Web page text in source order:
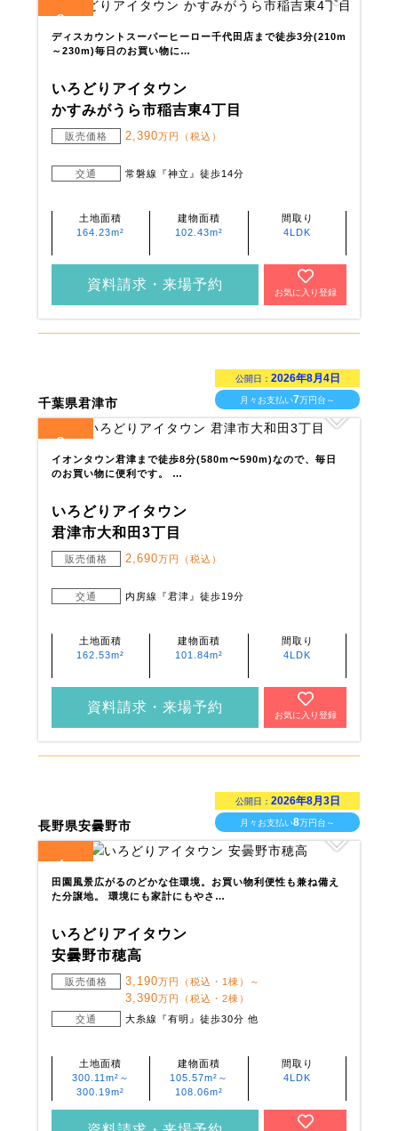
2
ディスカウントスーパーヒーロー千代田店まで徒歩3分(210m
～230m)毎日のお買い物に…
いろどりアイタウン
かすみがうら市稲吉東4丁目
販売価格 2,390万円（税込）
交通 常磐線『神立』徒歩14分
土地面積
164.23m²
建物面積
102.43m²
間取り
4LDK
資料請求・来場予約
お気に入り登録
千葉県君津市
公開日： 2026年8月4日
月々お支払い7万円台～
2
イオンタウン君津まで徒歩8分(580m〜590m)なので、毎日
のお買い物に便利です。 …
いろどりアイタウン
君津市大和田3丁目
販売価格 2,690万円（税込）
交通 内房線『君津』徒歩19分
土地面積
162.53m²
建物面積
101.84m²
間取り
4LDK
資料請求・来場予約
お気に入り登録
長野県安曇野市
公開日： 2026年8月3日
月々お支払い8万円台～
4
田園風景広がるのどかな住環境。お買い物利便性も兼ね備え
た分譲地。 環境にも家計にもやさ…
いろどりアイタウン
安曇野市穂高
販売価格 3,190万円（税込・1棟）～
3,390万円（税込・2棟）
交通
大糸線『有明』徒歩30分 他
土地面積
300.11m²～
300.19m²
建物面積
105.57m²～
108.06m²
間取り
4LDK